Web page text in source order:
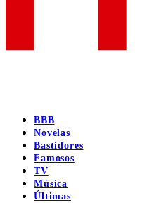
BBB
Novelas
Bastidores
Famosos
TV
Música
Últimas